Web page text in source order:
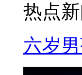
热点
六岁